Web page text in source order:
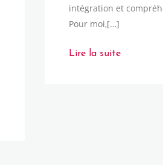
intégration et
Pour moi,[…]
Lire la suite